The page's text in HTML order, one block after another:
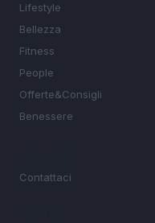
Lifestyle
Bellezza
Fitness
People
Offerte&Consigli
Benessere
Contattaci